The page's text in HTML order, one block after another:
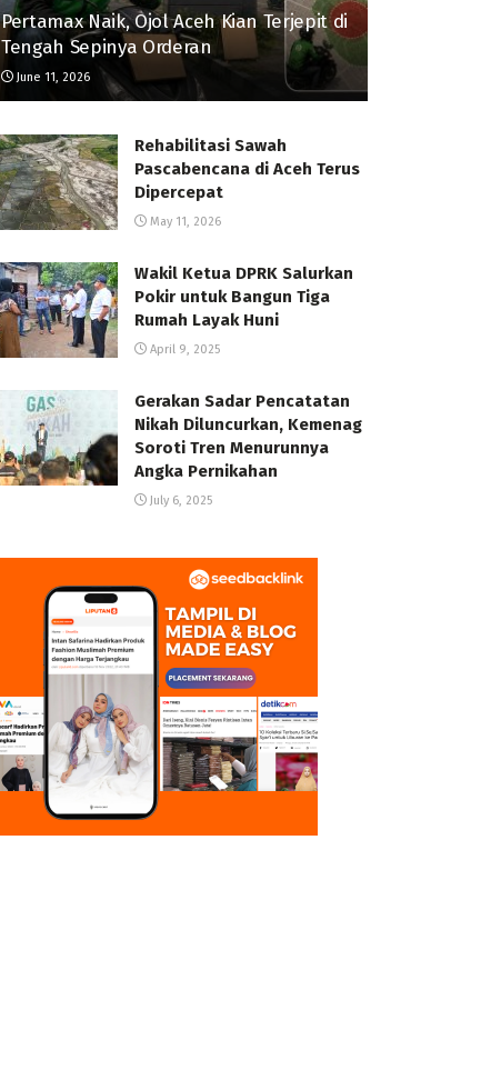
Pertamax Naik, Ojol Aceh Kian Terjepit di
Tengah Sepinya Orderan
June 11, 2026
Rehabilitasi Sawah
Pascabencana di Aceh Terus
Dipercepat
May 11, 2026
Wakil Ketua DPRK Salurkan
Pokir untuk Bangun Tiga
Rumah Layak Huni
April 9, 2025
Gerakan Sadar Pencatatan
Nikah Diluncurkan, Kemenag
Soroti Tren Menurunnya
Angka Pernikahan
July 6, 2025